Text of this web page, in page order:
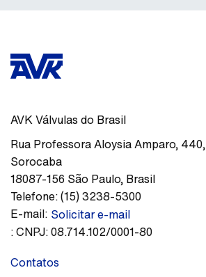
AVK Válvulas do Brasil
Rua Professora Aloysia Amparo, 440,
Sorocaba
18087-156 São Paulo, Brasil
Telefone:(15) 3238-5300
E-mail: Solicitar e-mail
:CNPJ: 08.714.102/0001-80
Contatos